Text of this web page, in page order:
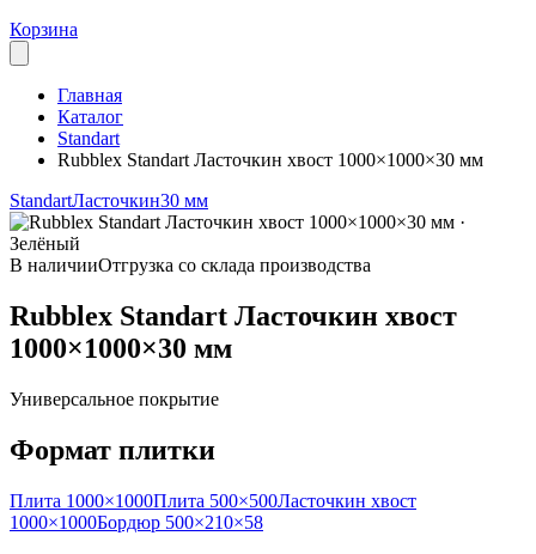
Корзина
Главная
Каталог
Standart
Rubblex Standart Ласточкин хвост 1000×1000×30 мм
StandartЛасточкин30 мм
В наличииОтгрузка со склада производства
Rubblex Standart Ласточкин хвост
1000×1000×30 мм
Универсальное покрытие
Формат плитки
Плита 1000×1000Плита 500×500Ласточкин хвост
1000×1000Бордюр 500×210×58